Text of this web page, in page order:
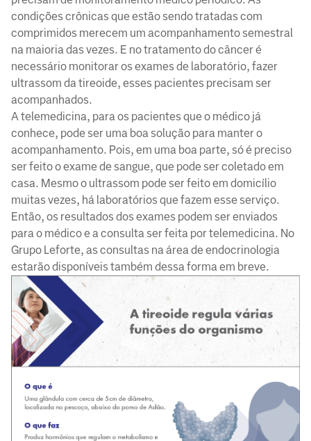
condições crônicas que estão sendo tratadas com
comprimidos merecem um acompanhamento semestral
na maioria das vezes. E no tratamento do câncer é
necessário monitorar os exames de laboratório, fazer
ultrassom da tireoide, esses pacientes precisam ser
acompanhados.
A telemedicina, para os pacientes que o médico já
conhece, pode ser uma boa solução para manter o
acompanhamento. Pois, em uma boa parte, só é preciso
ser feito o exame de sangue, que pode ser coletado em
casa. Mesmo o ultrassom pode ser feito em domicílio
muitas vezes, há laboratórios que fazem esse serviço.
Então, os resultados dos exames podem ser enviados
para o médico e a consulta ser feita por telemedicina. No
Grupo Leforte, as consultas na área de endocrinologia
estarão disponíveis também dessa forma em breve.